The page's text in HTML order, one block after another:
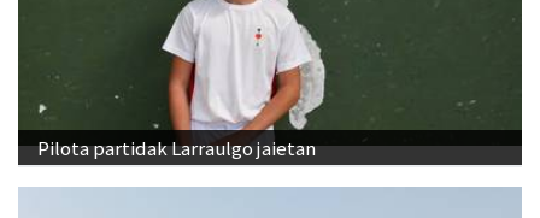
Pilota partidak Larraulgo jaietan